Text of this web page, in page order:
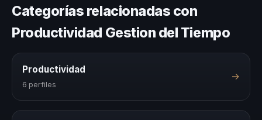
Categorías relacionadas con
Productividad Gestion del Tiempo
Productividad
6 perfiles
→